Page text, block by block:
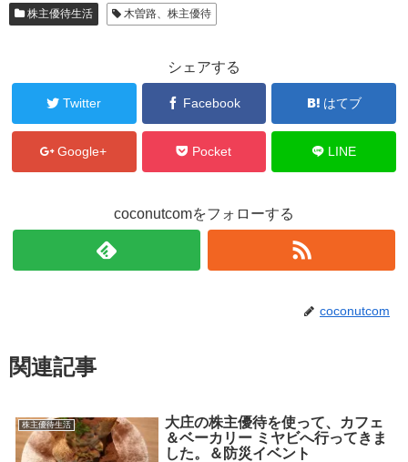
ま
す
)
株主優待生活 木曽路、株主優待
シェアする
Twitter Facebook はてブ
Google+ Pocket LINE
coconutcomをフォローする
coconutcom
関連記事
株主優待生活
大庄の株主優待を使って、カフェ
＆ベーカリー ミヤビへ行ってきま
した。＆防災イベント